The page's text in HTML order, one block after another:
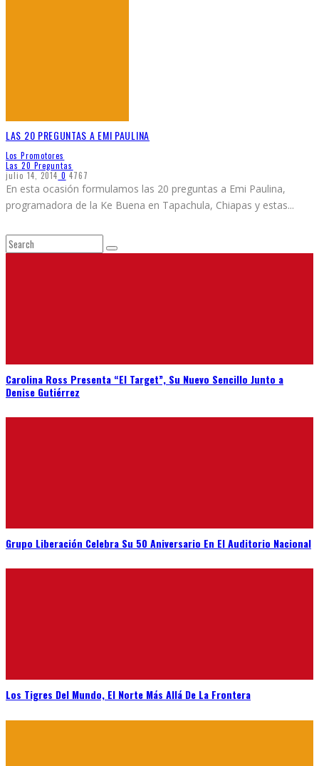
LAS 20 PREGUNTAS A EMI PAULINA
Los Promotores
Las 20 Preguntas
julio 14, 2014 0 4767
En esta ocasión formulamos las 20 preguntas a Emi Paulina,
programadora de la Ke Buena en Tapachula, Chiapas y estas...
Carolina Ross Presenta “El Target”, Su Nuevo Sencillo Junto a
Denise Gutiérrez
Grupo Liberación Celebra Su 50 Aniversario En El Auditorio Nacional
Los Tigres Del Mundo, El Norte Más Allá De La Frontera